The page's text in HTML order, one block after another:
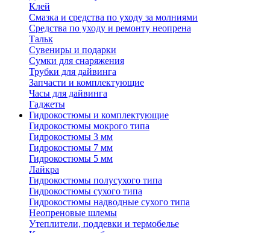
Клей
Смазка и средства по уходу за молниями
Средства по уходу и ремонту неопрена
Тальк
Сувениры и подарки
Сумки для снаряжения
Трубки для дайвинга
Запчасти и комплектующие
Часы для дайвинга
Гаджеты
Гидрокостюмы и комплектующие
Гидрокостюмы мокрого типа
Гидрокостюмы 3 мм
Гидрокостюмы 7 мм
Гидрокостюмы 5 мм
Лайкра
Гидрокостюмы полусухого типа
Гидрокостюмы сухого типа
Гидрокостюмы надводные сухого типа
Неопреновые шлемы
Утеплители, поддевки и термобелье